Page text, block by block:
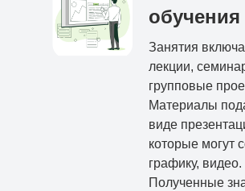
обучения
Занятия
лекции,
групповые
Материалы
виде
которые могут
графику, видео.
Полученные